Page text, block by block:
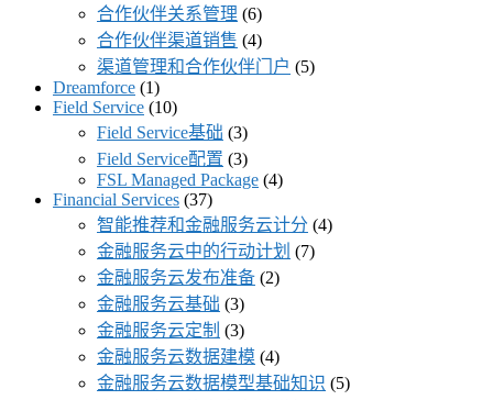
合作伙伴关系管理 (6)
合作伙伴渠道销售 (4)
渠道管理和合作伙伴门户 (5)
Dreamforce (1)
Field Service (10)
Field Service基础 (3)
Field Service配置 (3)
FSL Managed Package (4)
Financial Services (37)
智能推荐和金融服务云计分 (4)
金融服务云中的行动计划 (7)
金融服务云发布准备 (2)
金融服务云基础 (3)
金融服务云定制 (3)
金融服务云数据建模 (4)
金融服务云数据模型基础知识 (5)